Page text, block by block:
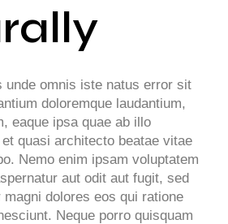
unde omnis iste natus error sit
doloremque laudantium,
eaque ipsa quae ab illo
quasi architecto beatae vitae
Nemo enim ipsam voluptatem
aut odit aut fugit, sed
magni dolores eos qui ratione
Neque porro quisquam